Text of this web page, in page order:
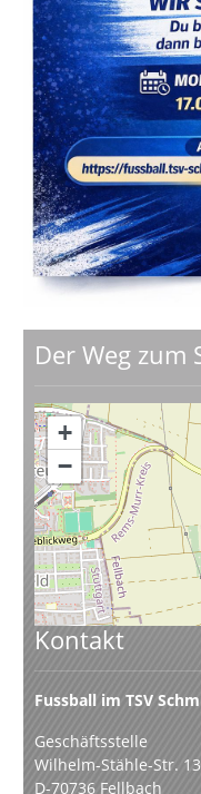
Der Weg zum
+
−
Kontakt
Fussball im TSV
Geschäftsstelle
Wilhelm-Stähle-Str. 13
D-70736 Fellbach